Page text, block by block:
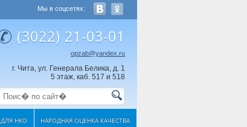
Мы в соцсетях:
(3022) 21-03-01
opzab@yandex.ru
г. Чита, ул. Генерала Белика, д. 1
5 этаж, каб. 517 и 518
ДЛЯ НКО НАРОДНАЯ ОЦЕНКА КАЧЕСТВА